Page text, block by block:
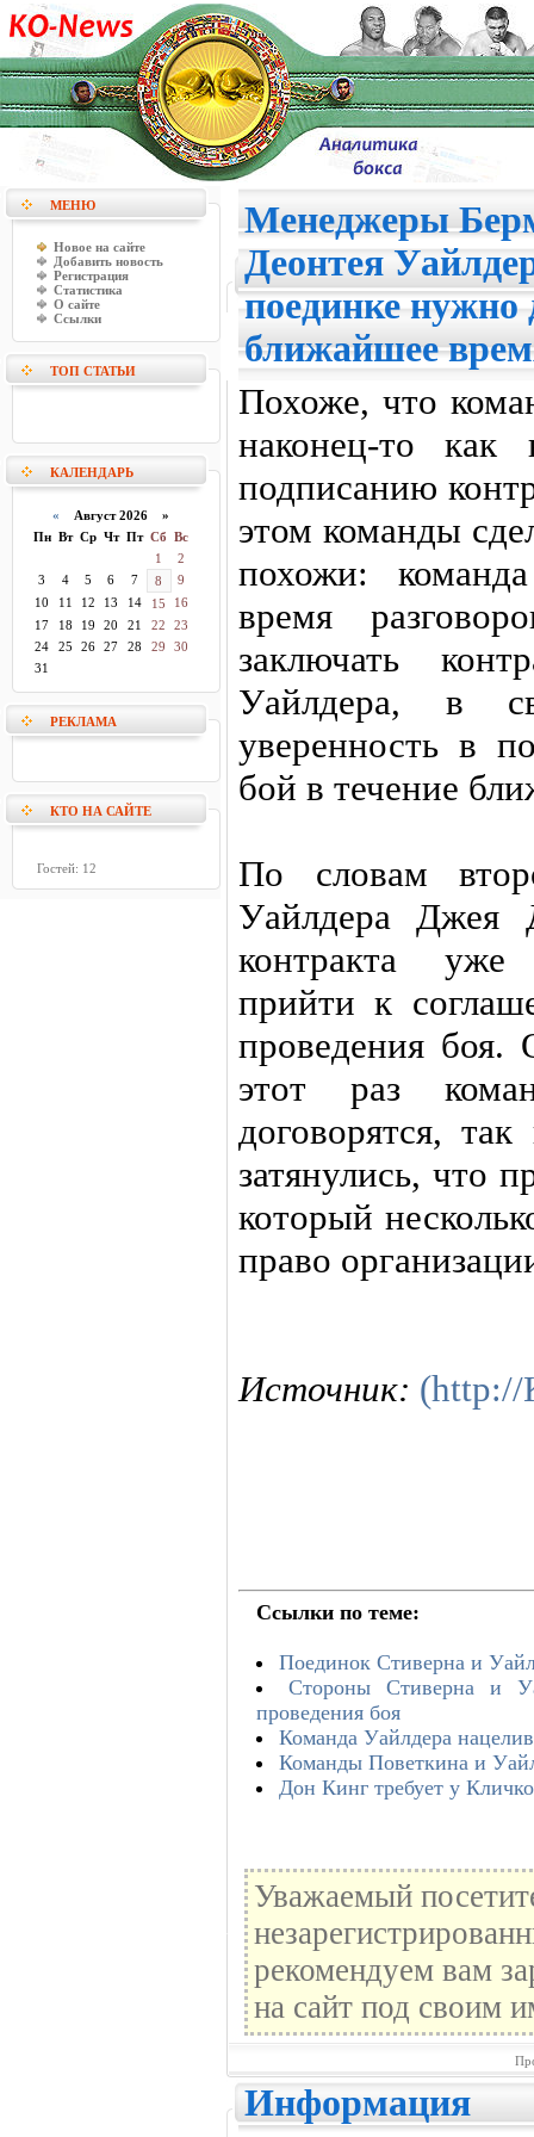
МЕНЮ
Новое на сайте
Добавить новость
Регистрация
Статистика
О сайте
Ссылки
ТОП СТАТЬИ
КАЛЕНДАРЬ
« Август 2026 »
Пн Вт Ср Чт Пт Сб Вс
1
2
3
4 5 6 7 8
9
10
11 12 13 14 15
16
17
18 19 20 21 22
23
24
25 26 27 28 29
30
31
РЕКЛАМА
КТО НА САЙТЕ
Гостей: 12
Менеджеры
Деонтея
поединке нужно
ближайшее
Похоже, что
наконец-то как
подписанию
этом команды
похожи:
время
заключать
Уайлдера, в
уверенность в
бой в течение
По словам
Уайлдера Джея
контракта уже
прийти к
проведения боя.
этот раз
договорятся,
затянулись, что
который
право
Источник: (http://
Ссылки по теме:
Поединок Стиверна и
Стороны Стиверна и
проведения боя
Команда Уайлдера
Команды Поветкина и
Дон Кинг требует у
Уважаемый
рекомендуем вам
на сайт под своим
Информация